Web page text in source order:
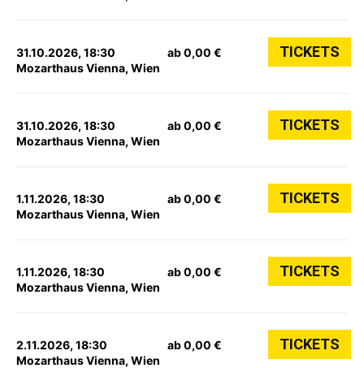
31.10.2026, 18:30
Mozarthaus Vienna, Wien
ab 0,00 € TICKETS
31.10.2026, 18:30
Mozarthaus Vienna, Wien
ab 0,00 € TICKETS
1.11.2026, 18:30
Mozarthaus Vienna, Wien
ab 0,00 € TICKETS
1.11.2026, 18:30
Mozarthaus Vienna, Wien
ab 0,00 € TICKETS
2.11.2026, 18:30
Mozarthaus Vienna, Wien
ab 0,00 € TICKETS